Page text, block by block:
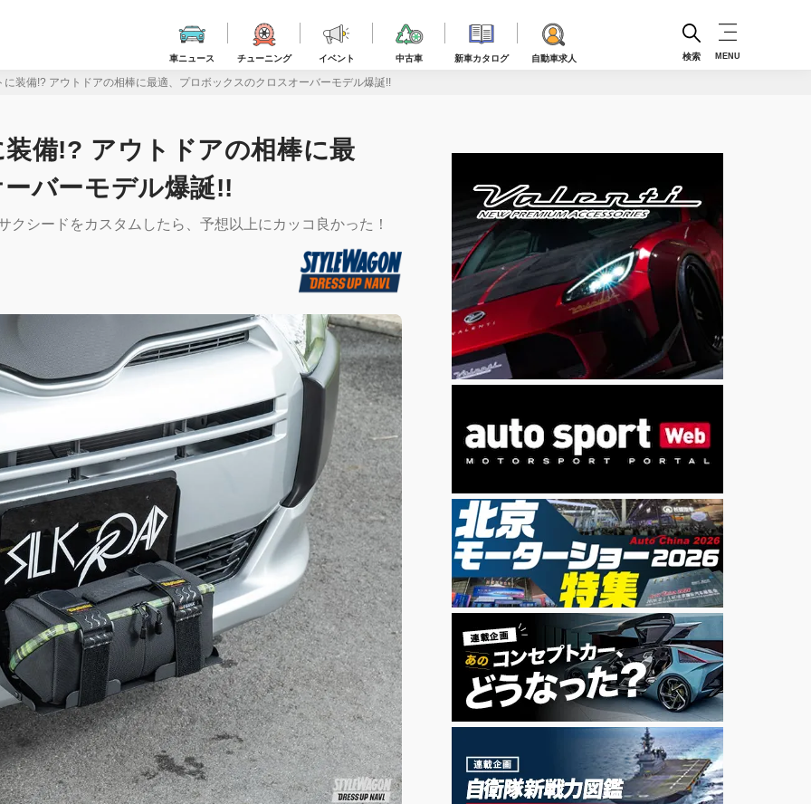
車ニュース チューニング イベント 中古車 新車カタログ 自動車求人 検索 MENU
装備!? アウトドアの相棒に最適、プロボックスのクロスオーバーモデル爆誕!!
備!? アウトドアの相棒に最
バーモデル爆誕!!
シードをカスタムしたら、予想以上にカッコ良かった！